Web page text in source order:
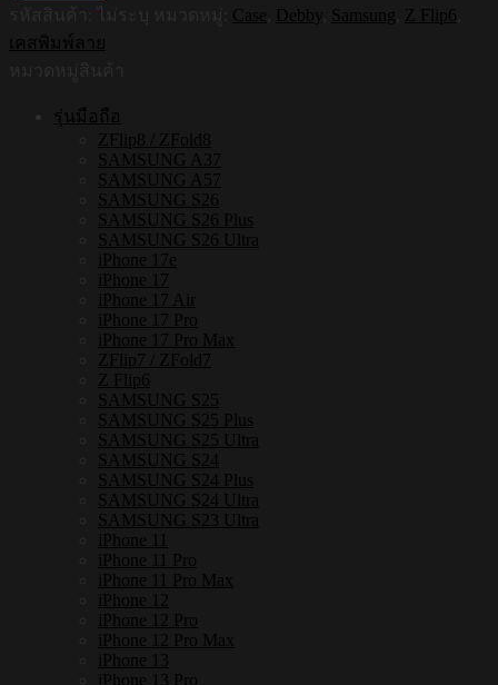
กระแทก
Case Debby Samsung Z Flip6
เคสพิมพ์ลาย
รุ่นมือถือ
ZFlip8 / ZFold8
SAMSUNG A37
SAMSUNG A57
SAMSUNG S26
SAMSUNG S26 Plus
SAMSUNG S26 Ultra
iPhone 17e
iPhone 17
iPhone 17 Air
iPhone 17 Pro
iPhone 17 Pro Max
ZFlip7 / ZFold7
Z Flip6
SAMSUNG S25
SAMSUNG S25 Plus
SAMSUNG S25 Ultra
SAMSUNG S24
SAMSUNG S24 Plus
SAMSUNG S24 Ultra
SAMSUNG S23 Ultra
iPhone 11
iPhone 11 Pro
iPhone 11 Pro Max
iPhone 12
iPhone 12 Pro
iPhone 12 Pro Max
iPhone 13
iPhone 13 Pro